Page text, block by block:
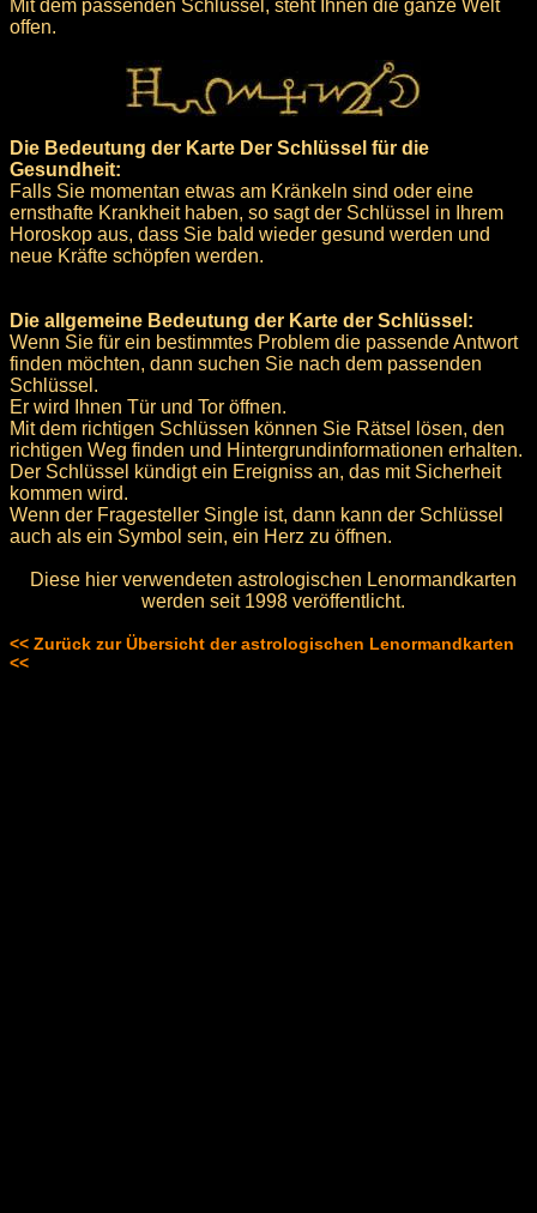
Mit dem passenden Schlüssel, steht Ihnen die ganze Welt
offen.
Die Bedeutung der Karte Der Schlüssel für die
Gesundheit:
Falls Sie momentan etwas am Kränkeln sind oder eine
ernsthafte Krankheit haben, so sagt der Schlüssel in Ihrem
Horoskop aus, dass Sie bald wieder gesund werden und
neue Kräfte schöpfen werden.
Die allgemeine Bedeutung der Karte der Schlüssel:
Wenn Sie für ein bestimmtes Problem die passende Antwort
finden möchten, dann suchen Sie nach dem passenden
Schlüssel.
Er wird Ihnen Tür und Tor öffnen.
Mit dem richtigen Schlüssen können Sie Rätsel lösen, den
richtigen Weg finden und Hintergrundinformationen erhalten.
Der Schlüssel kündigt ein Ereigniss an, das mit Sicherheit
kommen wird.
Wenn der Fragesteller Single ist, dann kann der Schlüssel
auch als ein Symbol sein, ein Herz zu öffnen.
Diese hier verwendeten astrologischen Lenormandkarten
werden seit 1998 veröffentlicht.
<< Zurück zur Übersicht der astrologischen Lenormandkarten
<<